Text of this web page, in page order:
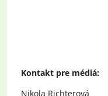
Kontakt pre médiá:
Nikola Richterová